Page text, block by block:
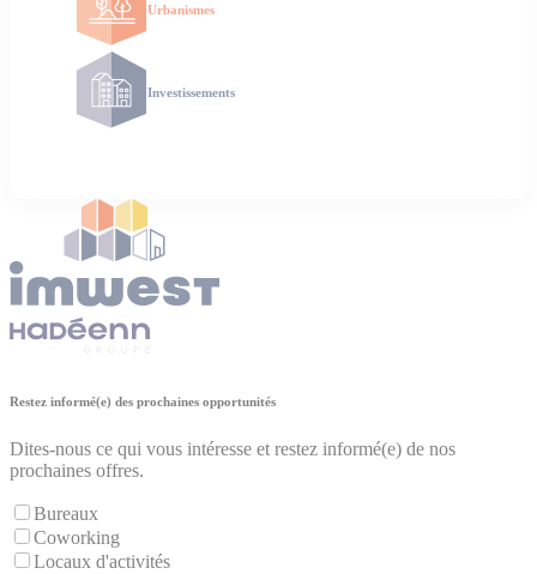
Urbanismes
Investissements
Restez informé(e) des prochaines opportunités
Dites-nous ce qui vous intéresse et restez informé(e) de nos
prochaines offres.
Bureaux
Coworking
Locaux d'activités